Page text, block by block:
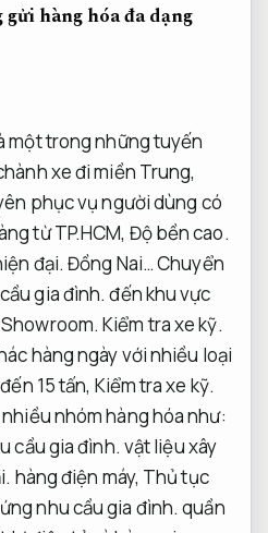
hàng hóa đa dạng
một trong những tuyến
xe đi miền Trung,
phục vụ người dùng có
từ TP.HCM, Độ bền cao.
đại. Đồng Nai…Chuyển
gia đình. đến khu vực
Showroom. Kiểm tra xe kỹ.
hàng ngày với nhiều loại
15 tấn, Kiểm tra xe kỹ.
nhóm hàng hóa như:
cầu gia đình. vật liệu xây
hàng điện máy, Thủ tục
nhu cầu gia đình. quần